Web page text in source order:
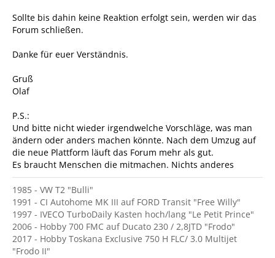
Sollte bis dahin keine Reaktion erfolgt sein, werden wir das
Forum schließen.
Danke für euer Verständnis.
Gruß
Olaf
P.S.:
Und bitte nicht wieder irgendwelche Vorschläge, was man
ändern oder anders machen könnte. Nach dem Umzug auf
die neue Plattform läuft das Forum mehr als gut.
Es braucht Menschen die mitmachen. Nichts anderes
1985 - VW T2 "Bulli"
1991 - CI Autohome MK III auf FORD Transit "Free Willy"
1997 - IVECO TurboDaily Kasten hoch/lang "Le Petit Prince"
2006 - Hobby 700 FMC auf Ducato 230 / 2,8JTD "Frodo"
2017 - Hobby Toskana Exclusive 750 H FLC/ 3.0 Multijet
"Frodo II"